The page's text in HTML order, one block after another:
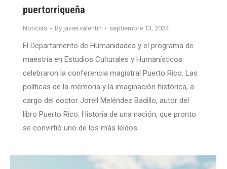
puertorriqueña
Noticias By javier.valentin septiembre 13, 2024
El Departamento de Humanidades y el programa de
maestría en Estudios Culturales y Humanísticos
celebraron la conferencia magistral Puerto Rico. Las
políticas de la memoria y la imaginación histórica, a
cargo del doctor Jorell Meléndez Badillo, autor del
libro Puerto Rico: Historia de una nación, que pronto
se convirtió uno de los más leídos.